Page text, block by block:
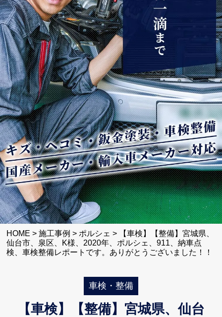
HOME >施工事例 > ポルシェ >
【車検】【整備】宮城県、
仙台市、泉区、K様、2020年、ポルシェ、911、納車点
検、車検整備レポートです。ありがとうございました！！
車検・整備
【車検】【整備】宮城県、仙台